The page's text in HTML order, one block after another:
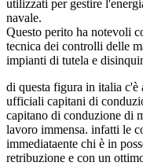
utilizzati per gestire
navale.
Questo perito ha notevoli
tecnica dei controlli delle
impianti di tutela e
di questa figura in italia c'è
ufficiali capitani di
capitano di conduzione di
lavoro immensa. infatti le
immediataente chi è in
retribuzione e con un